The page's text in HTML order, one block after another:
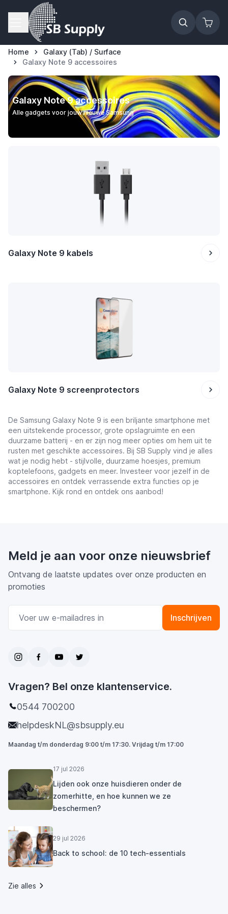
Ga naar de inhoud
Home
Galaxy (Tab) / Surface
Galaxy Note 9 accessoires
Galaxy Note 9 accessoires
Alle gadgets voor jouw nieuwe Samsung
Galaxy Note 9 kabels
Galaxy Note 9 screenprotectors
De Samsung Galaxy Note 9 is een briljante smartphone met
een uitstekende processor, grote opslagruimte en een
duurzame batterij - en er zijn nog meer opties om hem uit te
rusten met geschikte accessoires. Bij SB Supply vind je alles
wat je nodig hebt - stijlvolle, duurzame hoesjes, premium
koptelefoons, gadgets en meer. Investeer voor jezelf in de
accessoires en ontdek verrassende extra functies op je
smartphone. Kijk rond en ontdek ons aanbod!
Meld je aan voor onze nieuwsbrief
Ontvang de laatste updates over onze producten en
promoties
Inschrijven
Vragen? Bel onze klantenservice.
0544 700200
helpdeskNL@sbsupply.eu
Maandag t/m donderdag 9:00 t/m 17:30. Vrijdag t/m 17:00
17 jul 2026
Lijden ook onze huisdieren onder de
zomerhitte, en hoe kunnen we ze
beschermen?
29 jul 2026
Back to school: de 10 tech-essentials
Zie alles